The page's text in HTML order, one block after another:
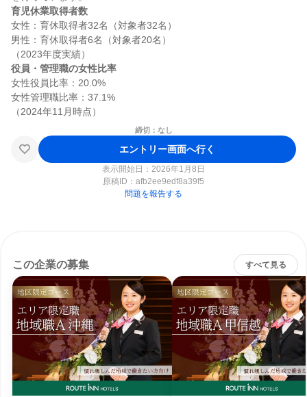
育児休業取得者数
女性：育休取得者32名（対象者32名）
男性：育休取得者6名（対象者20名）
役員・管理職の女性比率
女性役員比率：20.0%
女性管理職比率：37.1%
締切：なし
エントリー画面へ行く
表示開始日：2026年1月8日
原稿ID： afb2ee9edf8a39f5
問題を報告する
この企業の募集 すべて見る